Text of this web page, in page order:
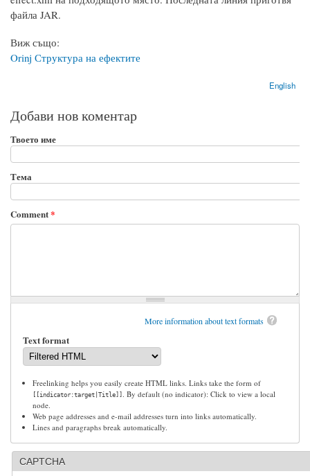
файла JAR.
Виж също:
Orinj Структура на ефектите
English
Добави нов коментар
Твоето име
Тема
Comment*
More information about text formats
Text format
Freelinking helps you easily create HTML links. Links take the form of
[[indicator:target|Title]] . By default (no indicator): Click to view a local
node.
Web page addresses and e-mail addresses turn into links automatically.
Lines and paragraphs break automatically.
CAPTCHA